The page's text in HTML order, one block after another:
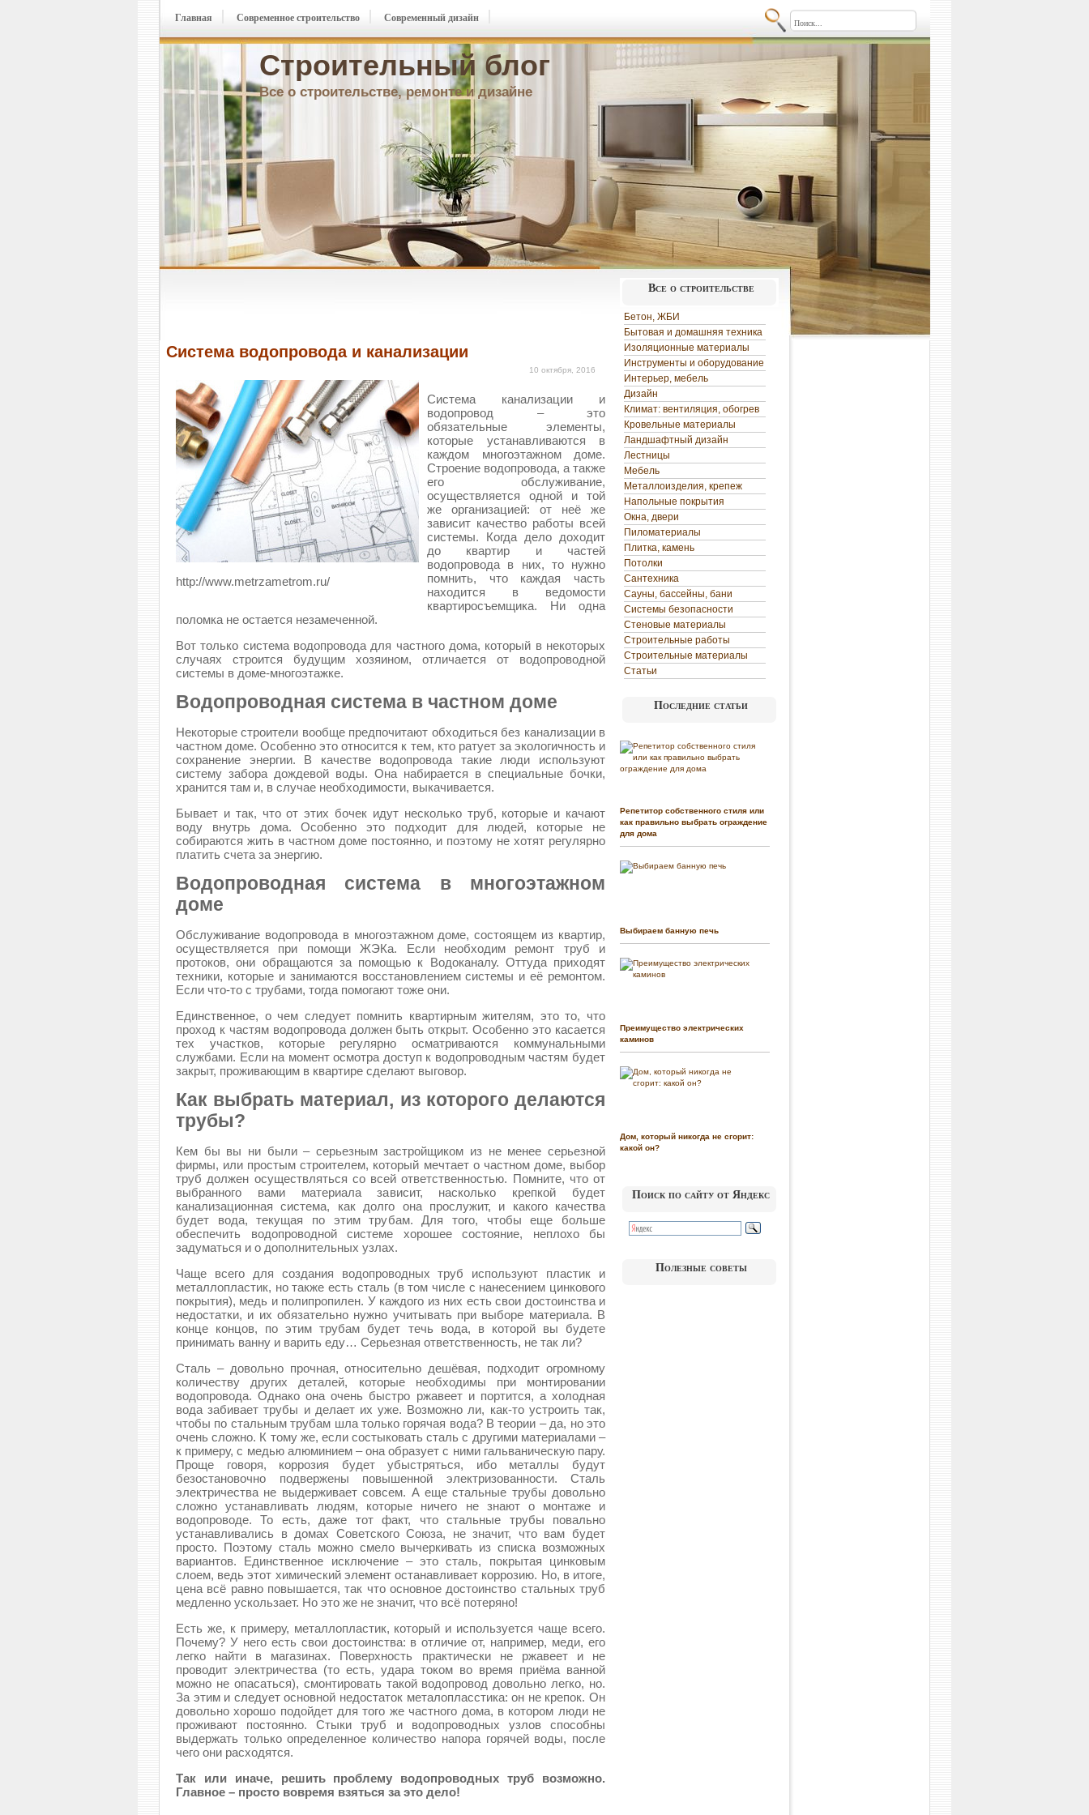
Строительный блог
Все о строительстве, ремонте и дизайне
Главная Современное строительство Современный дизайн
Система водопровода и канализации
10 октября, 2016
http://www.metrzametrom.ru/
Система канализации и
водопровод – это
обязательные элементы,
которые устанавливаются в
каждом многоэтажном доме.
Строение водопровода, а также
его обслуживание,
осуществляется одной и той
же организацией: от неё же
зависит качество работы всей
системы. Когда дело доходит
до квартир и частей
водопровода в них, то нужно
помнить, что каждая часть
находится в ведомости
квартиросъемщика. Ни одна
поломка не остается незамеченной.
Вот только система водопровода для частного дома, который в некоторых
случаях строится будущим хозяином, отличается от водопроводной
системы в доме-многоэтажке.
Водопроводная система в частном доме
Некоторые строители вообще предпочитают обходиться без канализации в
частном доме. Особенно это относится к тем, кто ратует за экологичность и
сохранение энергии. В качестве водопровода такие люди используют
систему забора дождевой воды. Она набирается в специальные бочки,
хранится там и, в случае необходимости, выкачивается.
Бывает и так, что от этих бочек идут несколько труб, которые и качают
воду внутрь дома. Особенно это подходит для людей, которые не
собираются жить в частном доме постоянно, и поэтому не хотят регулярно
платить счета за энергию.
Водопроводная система в многоэтажном
доме
Обслуживание водопровода в многоэтажном доме, состоящем из квартир,
осуществляется при помощи ЖЭКа. Если необходим ремонт труб и
протоков, они обращаются за помощью к Водоканалу. Оттуда приходят
техники, которые и занимаются восстановлением системы и её ремонтом.
Если что-то с трубами, тогда помогают тоже они.
Единственное, о чем следует помнить квартирным жителям, это то, что
проход к частям водопровода должен быть открыт. Особенно это касается
тех участков, которые регулярно осматриваются коммунальными
службами. Если на момент осмотра доступ к водопроводным частям будет
закрыт, проживающим в квартире сделают выговор.
Как выбрать материал, из которого делаются
трубы?
Кем бы вы ни были – серьезным застройщиком из не менее серьезной
фирмы, или простым строителем, который мечтает о частном доме, выбор
труб должен осуществляться со всей ответственностью. Помните, что от
выбранного вами материала зависит, насколько крепкой будет
канализационная система, как долго она прослужит, и какого качества
будет вода, текущая по этим трубам. Для того, чтобы еще больше
обеспечить водопроводной системе хорошее состояние, неплохо бы
задуматься и о дополнительных узлах.
Чаще всего для создания водопроводных труб используют пластик и
металлопластик, но также есть сталь (в том числе с нанесением цинкового
покрытия), медь и полипропилен. У каждого из них есть свои достоинства и
недостатки, и их обязательно нужно учитывать при выборе материала. В
конце концов, по этим трубам будет течь вода, в которой вы будете
принимать ванну и варить еду… Серьезная ответственность, не так ли?
Сталь – довольно прочная, относительно дешёвая, подходит огромному
количеству других деталей, которые необходимы при монтировании
водопровода. Однако она очень быстро ржавеет и портится, а холодная
вода забивает трубы и делает их уже. Возможно ли, как-то устроить так,
чтобы по стальным трубам шла только горячая вода? В теории – да, но это
очень сложно. К тому же, если состыковать сталь с другими материалами –
к примеру, с медью алюминием – она образует с ними гальваническую пару.
Проще говоря, коррозия будет убыстряться, ибо металлы будут
безостановочно подвержены повышенной электризованности. Сталь
электричества не выдерживает совсем. А еще стальные трубы довольно
сложно устанавливать людям, которые ничего не знают о монтаже и
водопроводе. То есть, даже тот факт, что стальные трубы повально
устанавливались в домах Советского Союза, не значит, что вам будет
просто. Поэтому сталь можно смело вычеркивать из списка возможных
вариантов. Единственное исключение – это сталь, покрытая цинковым
слоем, ведь этот химический элемент останавливает коррозию. Но, в итоге,
цена всё равно повышается, так что основное достоинство стальных труб
медленно ускользает. Но это же не значит, что всё потеряно!
Есть же, к примеру, металлопластик, который и используется чаще всего.
Почему? У него есть свои достоинства: в отличие от, например, меди, его
легко найти в магазинах. Поверхность практически не ржавеет и не
проводит электричества (то есть, удара током во время приёма ванной
можно не опасаться), смонтировать такой водопровод довольно легко, но.
За этим и следует основной недостаток металопласстика: он не крепок. Он
довольно хорошо подойдет для того же частного дома, в котором люди не
проживают постоянно. Стыки труб и водопроводных узлов способны
выдержать только определенное количество напора горячей воды, после
чего они расходятся.
Так или иначе, решить проблему водопроводных труб возможно.
Главное – просто вовремя взяться за это дело!
Все о строительстве
Бетон, ЖБИ
Бытовая и домашняя техника
Изоляционные материалы
Инструменты и оборудование
Интерьер, мебель
Дизайн
Климат: вентиляция, обогрев
Кровельные материалы
Ландшафтный дизайн
Лестницы
Мебель
Металлоизделия, крепеж
Напольные покрытия
Окна, двери
Пиломатериалы
Плитка, камень
Потолки
Сантехника
Сауны, бассейны, бани
Системы безопасности
Стеновые материалы
Строительные работы
Строительные материалы
Статьи
Последние статьи
Репетитор собственного стиля или
как правильно выбрать ограждение
для дома
Выбираем банную печь
Преимущество электрических
каминов
Дом, который никогда не сгорит:
какой он?
Поиск по сайту от Яндекс
Полезные советы